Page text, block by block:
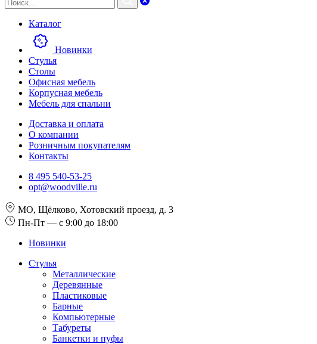
Каталог
Новинки
Стулья
Столы
Офисная мебель
Корпусная мебель
Мебель для спальни
Доставка и оплата
О компании
Розничным покупателям
Контакты
8 495 540-53-25
opt@woodville.ru
МО, Щёлково, Хотовский проезд, д. 3
Пн-Пт — с 9:00 до 18:00
Новинки
Стулья
Металлические
Деревянные
Пластиковые
Барные
Компьютерные
Табуреты
Банкетки и пуфы